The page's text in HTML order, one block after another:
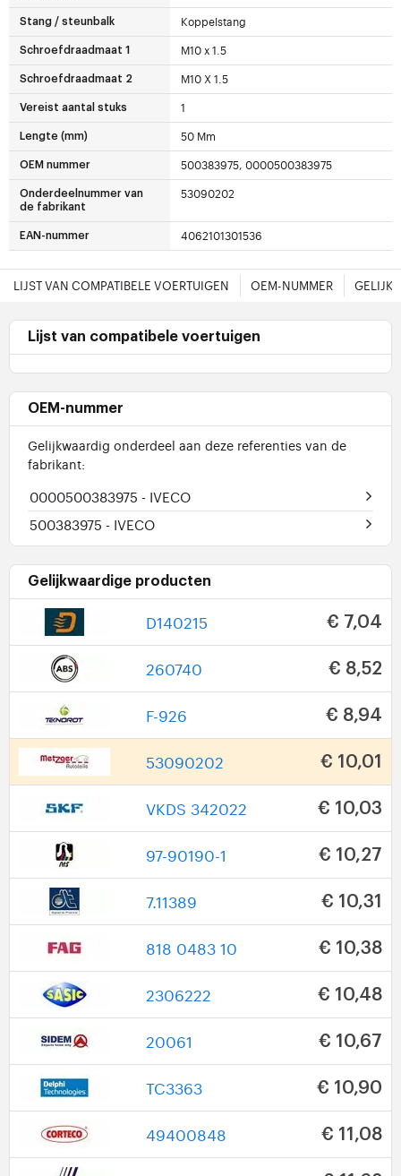
Stang / steunbalk Koppelstang
Schroefdraadmaat 1 M10 x 1.5
Schroefdraadmaat 2 M10 X 1.5
Vereist aantal stuks 1
Lengte (mm) 50 Mm
OEM nummer 500383975, 0000500383975
Onderdeelnummer van
de fabrikant
53090202
EAN-nummer 4062101301536
LIJST VAN COMPATIBELE VOERTUIGEN OEM-NUMMER
Lijst van compatibele voertuigen
OEM-nummer
Gelijkwaardig onderdeel aan deze referenties van de
fabrikant:
0000500383975 - IVECO
500383975 - IVECO
Gelijkwaardige producten
D140215 € 7,04
260740 € 8,52
F-926 € 8,94
53090202 € 10,01
VKDS 342022 € 10,03
97-90190-1 € 10,27
7.11389 € 10,31
818 0483 10 € 10,38
2306222 € 10,48
20061 € 10,67
TC3363 € 10,90
49400848 € 11,08